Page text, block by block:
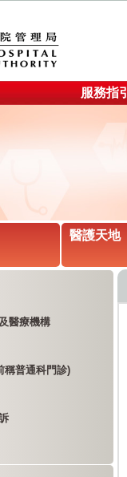
服務指引
醫護天地
醫療機構
稱普通科門診)